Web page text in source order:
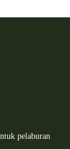
pelaburan